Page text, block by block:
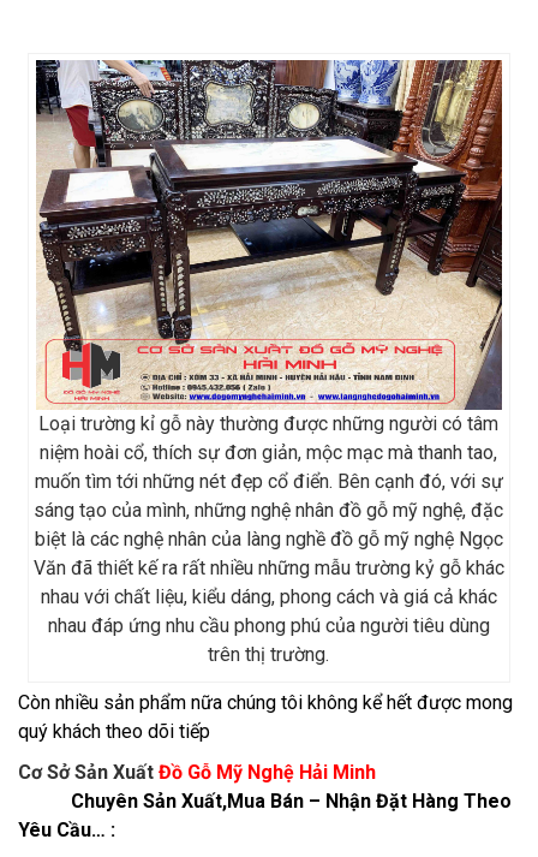
Loại trường kỉ gỗ này thường được những người có tâm
niệm hoài cổ, thích sự đơn giản, mộc mạc mà thanh tao,
muốn tìm tới những nét đẹp cổ điển. Bên cạnh đó, với sự
sáng tạo của mình, những nghệ nhân đồ gỗ mỹ nghệ, đặc
biệt là các nghệ nhân của làng nghề đồ gỗ mỹ nghệ Ngọc
Văn đã thiết kế ra rất nhiều những mẫu trường kỷ gỗ khác
nhau với chất liệu, kiểu dáng, phong cách và giá cả khác
nhau đáp ứng nhu cầu phong phú của người tiêu dùng
trên thị trường.
Còn nhiều sản phẩm nữa chúng tôi không kể hết được mong
quý khách theo dõi tiếp
Cơ Sở Sản Xuất Đồ Gỗ Mỹ Nghệ Hải Minh
Chuyên Sản Xuất,Mua Bán – Nhận Đặt Hàng Theo
Yêu Cầu… :